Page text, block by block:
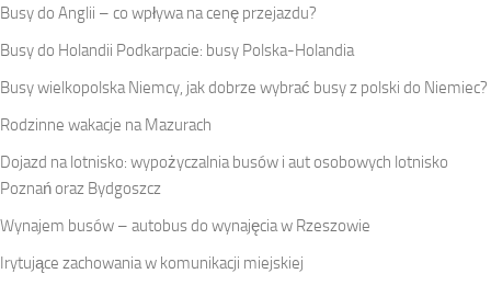
Busy do Anglii – co wpływa na cenę przejazdu?
Busy do Holandii Podkarpacie: busy Polska-Holandia
Busy wielkopolska Niemcy, jak dobrze wybrać busy z polski do Niemiec?
Rodzinne wakacje na Mazurach
Dojazd na lotnisko: wypożyczalnia busów i aut osobowych lotnisko
Poznań oraz Bydgoszcz
Wynajem busów – autobus do wynajęcia w Rzeszowie
Irytujące zachowania w komunikacji miejskiej